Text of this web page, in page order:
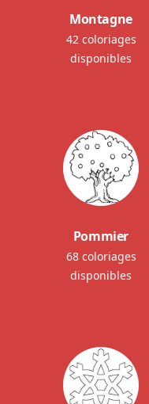
Montagne
42 coloriages
disponibles
Pommier
68 coloriages
disponibles